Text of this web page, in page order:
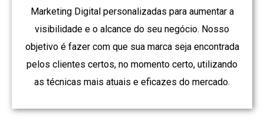
Marketing Digital personalizadas para aumentar a
visibilidade e o alcance do seu negócio. Nosso
objetivo é fazer com que sua marca seja encontrada
pelos clientes certos, no momento certo, utilizando
as técnicas mais atuais e eficazes do mercado.